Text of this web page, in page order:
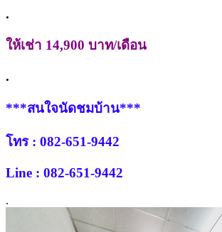
.
ให้เช่า 14,900 บาท/เดือน
.
***สนใจนัดชมบ้าน***
โทร : 082-651-9442
Line : 082-651-9442
.